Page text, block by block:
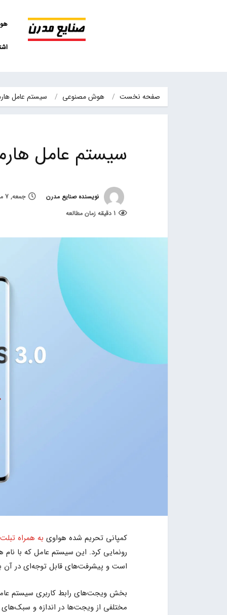
صفحه نخست هوش مصنوعی سیستم عامل هارمونی 3.0
سیستم عامل هارمونی 3.0 هواوی
نویسنده صنایع مدرن جمعه, 7 مرداد 1401, ساعت 12:31
1 دقیقه زمان مطالعه
کمپانی تحریم شده هواوی به همراه
است و پیشرفت‌های قابل توجه‌ای در
بخش ویجت‌های رابط کاربری سیستم
مختلفی از ویجت‌ها در اندازه و